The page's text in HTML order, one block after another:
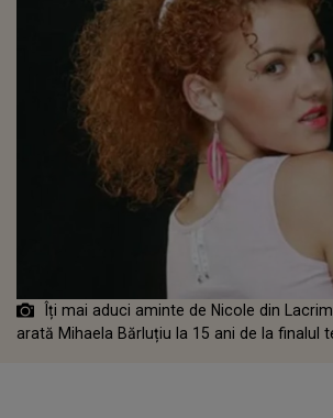
Îți mai aduci aminte de Nicole din
arată Mihaela Bărluțiu la 15 ani de la finalul